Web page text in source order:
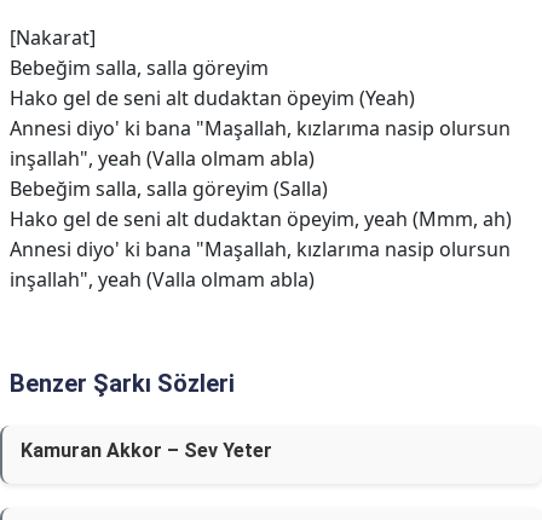
[Nakarat]
Bebeğim salla, salla göreyim
Hako gel de seni alt dudaktan öpeyim (Yeah)
Annesi diyo' ki bana "Maşallah, kızlarıma nasip olursun
inşallah", yeah (Valla olmam abla)
Bebeğim salla, salla göreyim (Salla)
Hako gel de seni alt dudaktan öpeyim, yeah (Mmm, ah)
Annesi diyo' ki bana "Maşallah, kızlarıma nasip olursun
inşallah", yeah (Valla olmam abla)
Benzer Şarkı Sözleri
Kamuran Akkor – Sev Yeter